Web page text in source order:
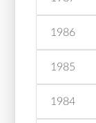
1986
1985
1984